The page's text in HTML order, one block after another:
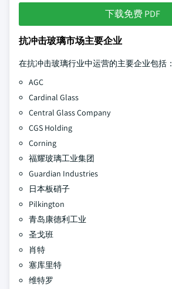
下载免费 PDF
抗冲击玻璃市场主要企业
在抗冲击玻璃行业中运营的主要企业包括：
AGC
Cardinal Glass
Central Glass Company
CGS Holding
Corning
福耀玻璃工业集团
Guardian Industries
日本板硝子
Pilkington
青岛康德利工业
圣戈班
肖特
塞库里特
维特罗